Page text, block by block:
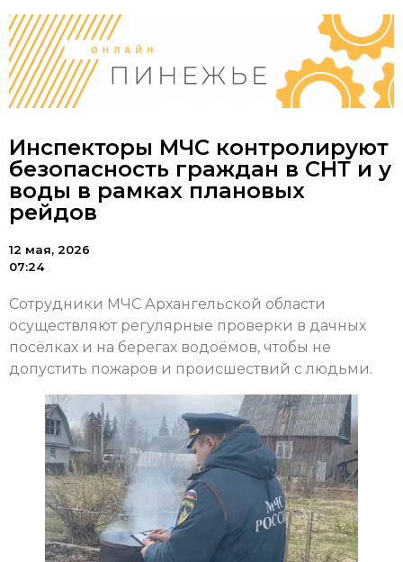
Инспекторы МЧС контролируют
безопасность граждан в СНТ и у
воды в рамках плановых
рейдов
12 мая, 2026
07:24
Сотрудники МЧС Архангельской области
осуществляют регулярные проверки в дачных
посёлках и на берегах водоёмов, чтобы не
допустить пожаров и происшествий с людьми.